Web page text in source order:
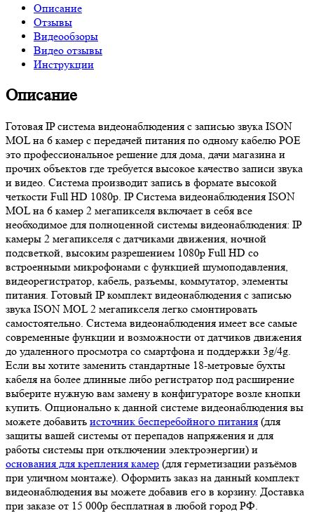
Описание
Отзывы
Видеообзоры
Видео отзывы
Инструкции
Описание
Готовая IP система видеонаблюдения с записью звука ISON
MOL на 6 камер с передачей питания по одному кабелю POE
это профессиональное решение для дома, дачи магазина и
прочих объектов где требуется высокое качество записи звука
и видео. Система производит запись в формате высокой
четкости Full HD 1080p. IP Система видеонаблюдения ISON
MOL на 6 камер 2 мегапикселя включает в себя все
необходимое для полноценной системы видеонаблюдения: IP
камеры 2 мегапикселя с датчиками движения, ночной
подсветкой, высоким разрешением 1080p Full HD со
встроенными микрофонами с функцией шумоподавления,
видеорегистратор, кабель, разъемы, коммутатор, элементы
питания. Готовый IP комплект видеонаблюдения с записью
звука ISON MOL 2 мегапикселя легко смонтировать
самостоятельно. Система видеонаблюдения имеет все самые
современные функции и возможности от датчиков движения
до удаленного просмотра со смартфона и поддержки 3g/4g.
Если вы хотите заменить стандартные 18-метровые бухты
кабеля на более длинные либо регистратор под расширение
выберите нужную вам замену в конфигураторе возле кнопки
купить. Опционально к данной системе видеонаблюдения вы
можете добавить источник бесперебойного питания (для
защиты вашей системы от перепадов напряжения и для
работы системы при отключении электроэнергии) и
основания для крепления камер (для герметизации разъёмов
при уличном монтаже). Оформить заказ на данный комплект
видеонаблюдения вы можете добавив его в корзину. Доставка
при заказе от 15 000р бесплатная в любой город РФ.